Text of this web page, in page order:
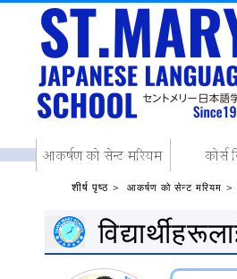
शीर्ष पृष्ठ आकर्षण को सेन्ट मरियम